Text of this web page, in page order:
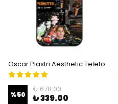
Oscar Piastri Aesthetic Telefon Kılıfı
%50
₺ 678.00
₺ 339.00